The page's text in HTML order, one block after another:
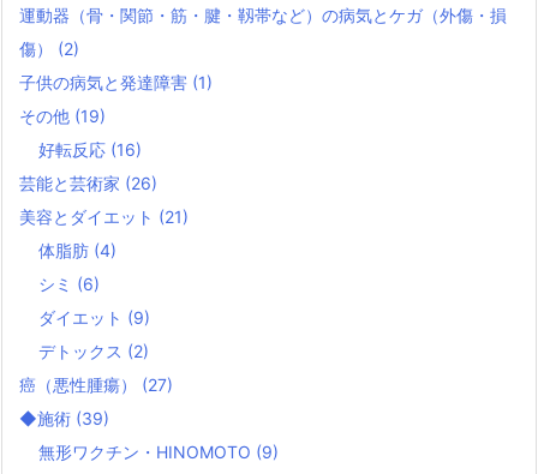
運動器（骨・関節・筋・腱・靱帯など）の病気とケガ（外傷・損
傷） (2)
子供の病気と発達障害 (1)
その他 (19)
好転反応 (16)
芸能と芸術家 (26)
美容とダイエット (21)
体脂肪 (4)
シミ (6)
ダイエット (9)
デトックス (2)
癌（悪性腫瘍） (27)
◆施術 (39)
無形ワクチン・HINOMOTO (9)